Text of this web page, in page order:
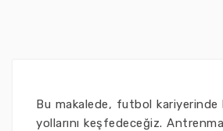
Bu makalede, futbol kariyerinde
yollarını keşfedeceğiz.